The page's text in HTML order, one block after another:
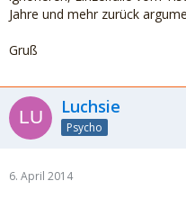
Jahre und mehr zurück
Gruß
Luchsie
Psycho
6. April 2014